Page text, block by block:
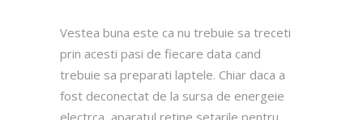
Vestea buna este ca nu trebuie sa treceti
prin acesti pasi de fiecare data cand
trebuie sa preparati laptele. Chiar daca a
fost deconectat de la sursa de energeie
electrca, aparatul retine setarile pentru